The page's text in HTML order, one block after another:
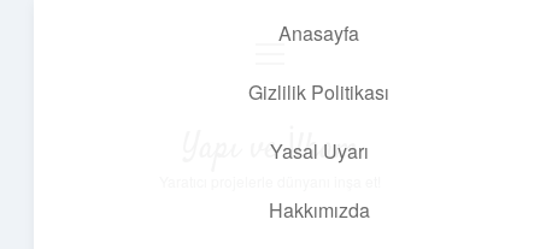
Anasayfa
Gizlilik Politikası
Yasal Uyarı
Hakkımızda
Yapı ve İlham